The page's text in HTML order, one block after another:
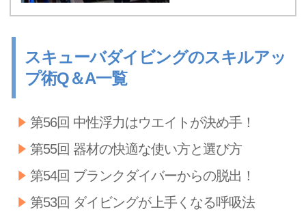
スキューバダイビングのスキルアッ
プ術Q＆A一覧
第56回 中性浮力はウエイトが決め手！
第55回 器材の快適な使い方と選び方
第54回 ブランクダイバーからの脱出！
第53回 ダイビングが上手くなる呼吸法